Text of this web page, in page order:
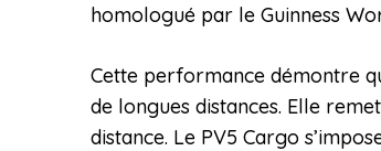
homologué par le Guinness
Cette performance démontre
de longues distances. Elle
distance. Le PV5 Cargo